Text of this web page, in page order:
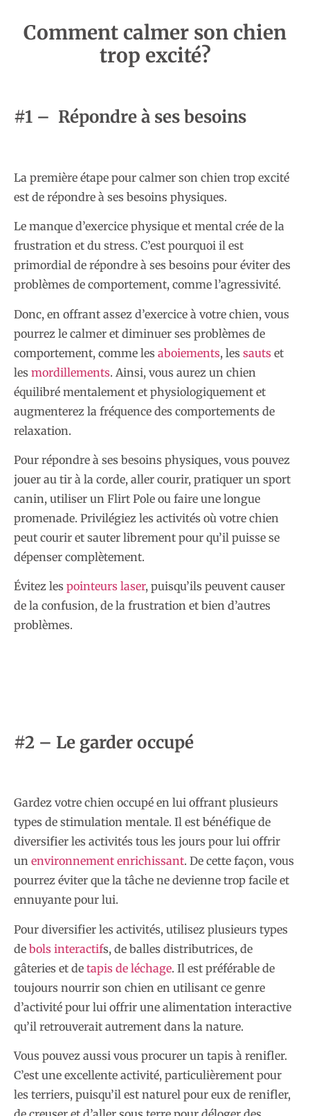
Comment calmer son chien
trop excité?
#1 – Répondre à ses besoins
La première étape pour calmer son chien trop excité
est de répondre à ses besoins physiques.
Le manque d’exercice physique et mental crée de la
frustration et du stress. C’est pourquoi il est
primordial de répondre à ses besoins pour éviter des
problèmes de comportement, comme l’agressivité.
Donc, en offrant assez d’exercice à votre chien, vous
pourrez le calmer et diminuer ses problèmes de
comportement, comme les aboiements, les sauts et
les mordillements. Ainsi, vous aurez un chien
équilibré mentalement et physiologiquement et
augmenterez la fréquence des comportements de
relaxation.
Pour répondre à ses besoins physiques, vous pouvez
jouer au tir à la corde, aller courir, pratiquer un sport
canin, utiliser un Flirt Pole ou faire une longue
promenade. Privilégiez les activités où votre chien
peut courir et sauter librement pour qu’il puisse se
dépenser complètement.
Évitez les pointeurs laser, puisqu’ils peuvent causer
de la confusion, de la frustration et bien d’autres
problèmes.
#2 – Le garder occupé
Gardez votre chien occupé en lui offrant plusieurs
types de stimulation mentale. Il est bénéfique de
diversifier les activités tous les jours pour lui offrir
un environnement enrichissant. De cette façon, vous
pourrez éviter que la tâche ne devienne trop facile et
ennuyante pour lui.
Pour diversifier les activités, utilisez plusieurs types
de bols interactifs, de balles distributrices, de
gâteries et de tapis de léchage. Il est préférable de
toujours nourrir son chien en utilisant ce genre
d’activité pour lui offrir une alimentation interactive
qu’il retrouverait autrement dans la nature.
Vous pouvez aussi vous procurer un tapis à renifler.
C’est une excellente activité, particulièrement pour
les terriers, puisqu’il est naturel pour eux de renifler,